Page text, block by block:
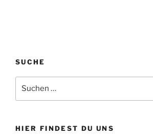
SUCHE
nach:
HIER FINDEST DU UNS